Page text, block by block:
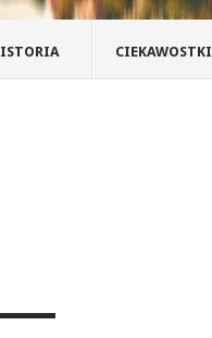
CIEKAWOSTKI